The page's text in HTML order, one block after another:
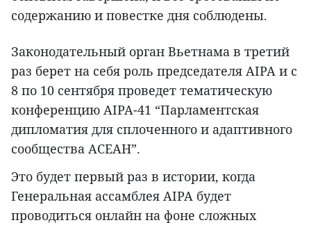
содержанию и повестке дня соблюдены.
Законодательный орган Вьетнама в третий
раз берет на себя роль председателя AIPA и с
8 по 10 сентября проведет тематическую
конференцию AIPA-41 “Парламентская
дипломатия для сплоченного и адаптивного
сообщества АСЕАН”.
Это будет первый раз в истории, когда
Генеральная ассамблея AIPA будет
проводиться онлайн на фоне сложных